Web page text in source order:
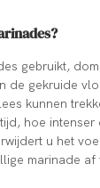
gebruikt,
de gekruide
kunnen
hoe intenser
u het
marinade af